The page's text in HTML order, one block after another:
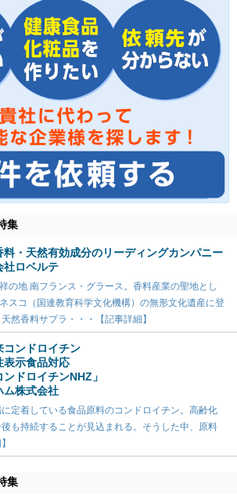
集
料・天然有効成分のリーディングカンパニー
社ロベルテ
の地 南フランス・グラース。香料産業の聖地とし
スコ（国連教育科学文化機構）の無形文化遺産に登
然香料サプラ・・・【記事詳細】
コンドロイチン
表示食品対応
ンドロイチンNHZ」
ム株式会社
定着している食品原料のコンドロイチン。高齢化
も持続することが見込まれる。そうした中、原料
集